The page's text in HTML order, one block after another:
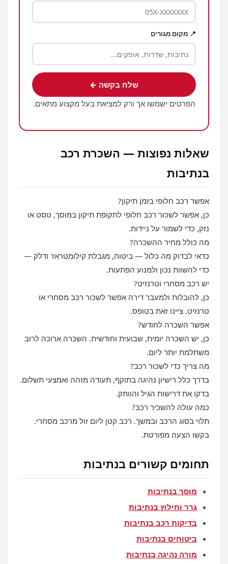
📍 מקום מגורים
שלח בקשה ←
הפרטים ישמשו אך ורק למציאת בעל מקצוע מתאים.
שאלות נפוצות — השכרת רכב
בנתיבות
אפשר רכב חלופי בזמן תיקון?
כן, אפשר לשכור רכב חלופי לתקופת תיקון במוסך, טסט או
נזק, כדי לשמור על ניידות.
מה כולל מחיר ההשכרה?
כדאי לבדוק מה כלול — ביטוח, מגבלת קילומטראז' ודלק —
כדי להשוות נכון ולמנוע הפתעות.
יש רכב מסחרי וטרנזיט?
כן, להובלות ולמעבר דירה אפשר לשכור רכב מסחרי או
טרנזיט. ציינו זאת בטופס.
אפשר השכרה לחודש?
כן, יש השכרה יומית, שבועית וחודשית. השכרה ארוכה לרוב
משתלמת יותר ליום.
מה צריך כדי לשכור רכב?
בדרך כלל רישיון נהיגה בתוקף, תעודה מזהה ואמצעי תשלום.
בדקו את דרישות הגיל והוותק.
כמה עולה להשכיר רכב?
תלוי בסוג הרכב ובמשך. רכב קטן ליום זול מרכב מסחרי.
בקשו הצעה מפורטת.
תחומים קשורים בנתיבות
מוסך בנתיבות
גרר וחילוץ בנתיבות
בדיקות רכב בנתיבות
ביטוחים בנתיבות
מורה נהיגה בנתיבות